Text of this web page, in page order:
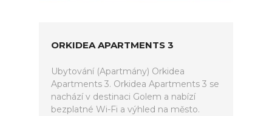
ORKIDEA APARTMENTS 3
Ubytování (Apartmány) Orkidea
Apartments 3. Orkidea Apartments 3 se
nachází v destinaci Golem a nabízí
bezplatné Wi-Fi a výhled na město.